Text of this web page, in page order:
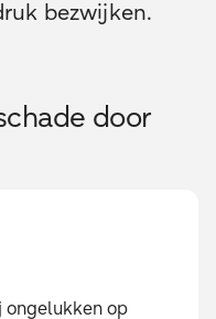
bezwijken.
door
ongelukken op